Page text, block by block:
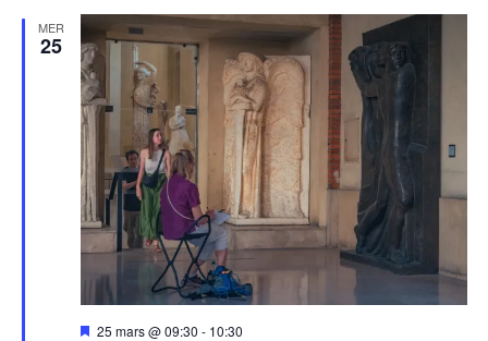
MER
25
Mis
25 mars @ 09:30 - 10:30